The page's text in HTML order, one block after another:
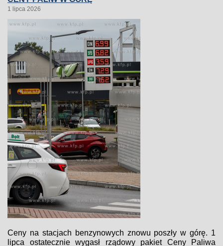
1 lipca 2026
Ceny na stacjach benzynowych znowu poszły w górę. 1
lipca ostatecznie wygasł rządowy pakiet Ceny Paliwa